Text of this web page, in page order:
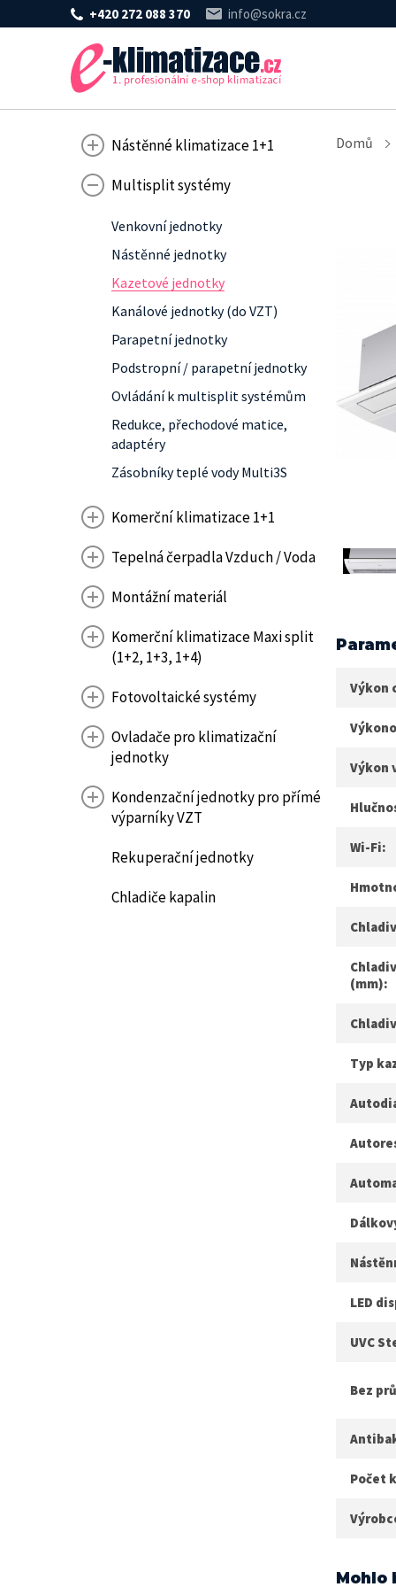
+420 272 088 370 info@sokra.cz
Nástěnné klimatizace 1+1
Multisplit systémy
Venkovní jednotky
Nástěnné jednotky
Kazetové jednotky
Kanálové jednotky (do VZT)
Parapetní jednotky
Podstropní / parapetní jednotky
Ovládání k multisplit systémům
Redukce, přechodové matice,
adaptéry
Zásobníky teplé vody Multi3S
Komerční klimatizace 1+1
Tepelná čerpadla Vzduch / Voda
Montážní materiál
Komerční klimatizace Maxi split
(1+2, 1+3, 1+4)
Fotovoltaické systémy
Ovladače pro klimatizační
jednotky
Kondenzační jednotky pro přímé
výparníky VZT
Rekuperační jednotky
Chladiče kapalin
Domů
Výkon
Výkon
Wi-Fi:
(mm):
Typ
LED
UVC
Bez
Počet
Mohlo